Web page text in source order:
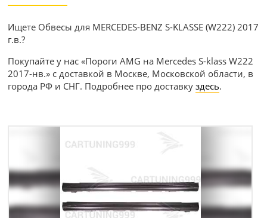
Ищете Обвесы для MERCEDES-BENZ S-KLASSE (W222) 2017
г.в.?
Покупайте у нас «Пороги AMG на Mercedes S-klass W222
2017-нв.» с доставкой в Москве, Московской области, в
города РФ и СНГ. Подробнее про доставкуздесь.